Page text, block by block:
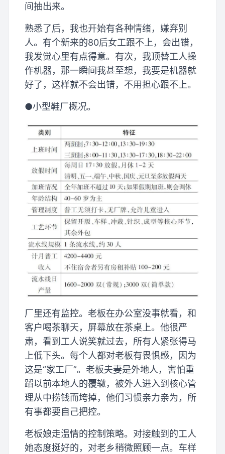
间抽出来。
熟悉了后，我也开始有各种情绪，嫌弃别
人。有个新来的80后女工跟不上，会出错，
我发觉心里有点得意。有次，我顶替工人操
作机器，那一瞬间我甚至想，我要是机器就
好了，这样就不会出错，不用担心跟不上。
●小型鞋厂概况。
厂里还有监控。老板在办公室没事就看，和
客户喝茶聊天，屏幕放在茶桌上。他很严
肃，看到工人说笑就过去，所有人紧张得马
上低下头。每个人都对老板有畏惧感，因为
这是“家工厂”。老板夫妻是外地人，害怕重
蹈以前本地人的覆辙，被外人进入到核心管
理从中捞钱而垮掉，他们习惯亲力亲为，所
有事都要自己把控。
老板娘走温情的控制策略。对接触到的工人
她态度挺好的，对老乡稍微照顾一点。车样